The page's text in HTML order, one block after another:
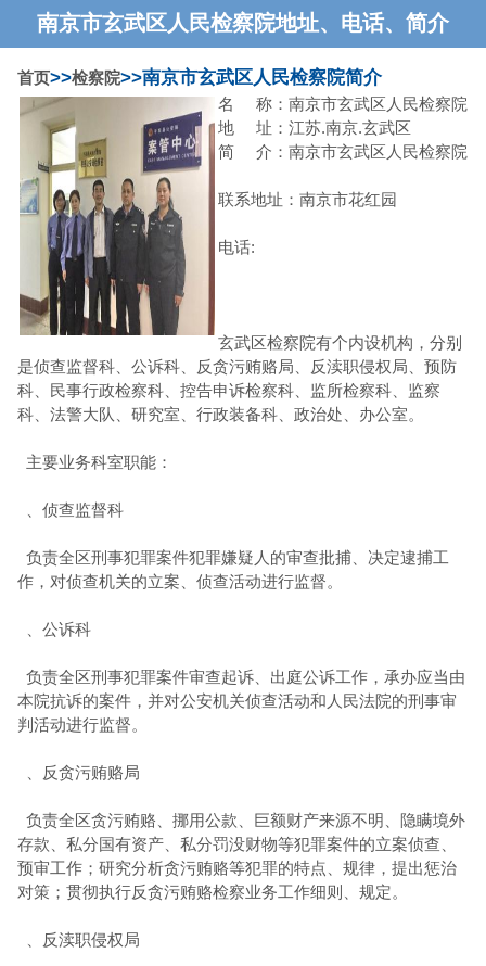
南京市玄武区人民检察院地址、电话、简介
首页>>检察院>>南京市玄武区人民检察院简介
名 称：南京市玄武区人民检察院
地 址：江苏.南京.玄武区
简 介：南京市玄武区人民检察院
联系地址：南京市花红园
电话:
玄武区检察院有个内设机构，分别
是侦查监督科、公诉科、反贪污贿赂局、反渎职侵权局、预防
科、民事行政检察科、控告申诉检察科、监所检察科、监察
科、法警大队、研究室、行政装备科、政治处、办公室。
主要业务科室职能：
、侦查监督科
负责全区刑事犯罪案件犯罪嫌疑人的审查批捕、决定逮捕工
作，对侦查机关的立案、侦查活动进行监督。
、公诉科
负责全区刑事犯罪案件审查起诉、出庭公诉工作，承办应当由
本院抗诉的案件，并对公安机关侦查活动和人民法院的刑事审
判活动进行监督。
、反贪污贿赂局
负责全区贪污贿赂、挪用公款、巨额财产来源不明、隐瞒境外
存款、私分国有资产、私分罚没财物等犯罪案件的立案侦查、
预审工作；研究分析贪污贿赂等犯罪的特点、规律，提出惩治
对策；贯彻执行反贪污贿赂检察业务工作细则、规定。
、反渎职侵权局